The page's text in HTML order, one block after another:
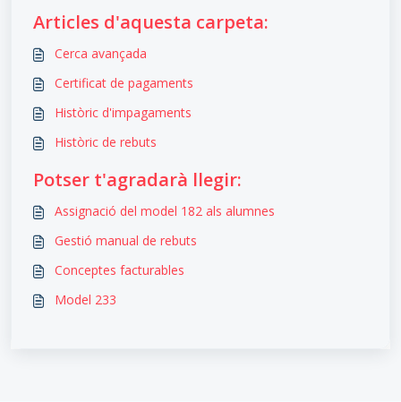
Articles d'aquesta carpeta:
Cerca avançada
Certificat de pagaments
Històric d'impagaments
Històric de rebuts
Potser t'agradarà llegir:
Assignació del model 182 als alumnes
Gestió manual de rebuts
Conceptes facturables
Model 233